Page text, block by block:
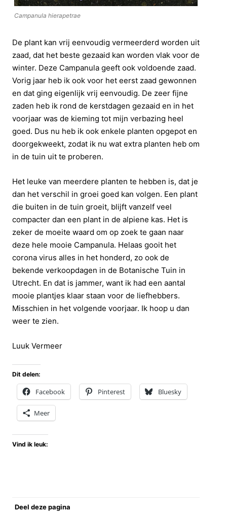
Campanula hierapetrae
De plant kan vrij eenvoudig vermeerderd worden uit
zaad, dat het beste gezaaid kan worden vlak voor de
winter. Deze Campanula geeft ook voldoende zaad.
Vorig jaar heb ik ook voor het eerst zaad gewonnen
en dat ging eigenlijk vrij eenvoudig. De zeer fijne
zaden heb ik rond de kerstdagen gezaaid en in het
voorjaar was de kieming tot mijn verbazing heel
goed. Dus nu heb ik ook enkele planten opgepot en
doorgekweekt, zodat ik nu wat extra planten heb om
in de tuin uit te proberen.
Het leuke van meerdere planten te hebben is, dat je
dan het verschil in groei goed kan volgen. Een plant
die buiten in de tuin groeit, blijft vanzelf veel
compacter dan een plant in de alpiene kas. Het is
zeker de moeite waard om op zoek te gaan naar
deze hele mooie Campanula. Helaas gooit het
corona virus alles in het honderd, zo ook de
bekende verkoopdagen in de Botanische Tuin in
Utrecht. En dat is jammer, want ik had een aantal
mooie plantjes klaar staan voor de liefhebbers.
Misschien in het volgende voorjaar. Ik hoop u dan
weer te zien.
Luuk Vermeer
Dit delen:
Facebook Pinterest Bluesky
Meer
Vind ik leuk:
Deel deze pagina